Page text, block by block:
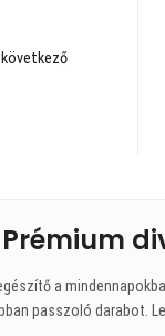
a
passzoló darabot.